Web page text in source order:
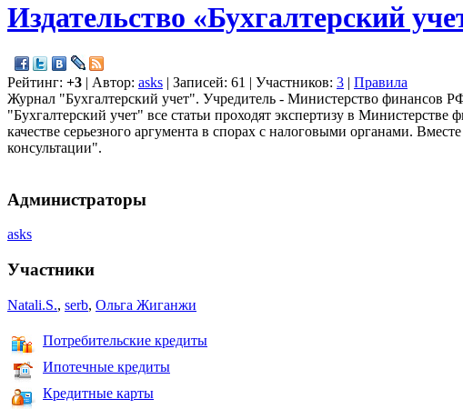
Издательство «Бухгалтерский
Рейтинг: +3 | Автор: asks | Записей: 61 | Участников: 3 | Правила
Журнал "Бухгалтерский учет". Учредитель - Министерство финансов
"Бухгалтерский учет" все статьи проходят экспертизу в
качестве серьезного аргумента в спорах с налоговыми органами.
консультации".
Администраторы
asks
Участники
Natali.S., serb, Ольга Жиганжи
Потребительские кредиты
Ипотечные кредиты
Кредитные карты